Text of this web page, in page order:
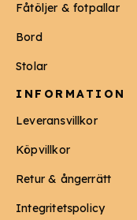
Fåtöljer & fotpallar
Bord
Stolar
INFORMATION
Leveransvillkor
Köpvillkor
Retur & ångerrätt
Integritetspolicy